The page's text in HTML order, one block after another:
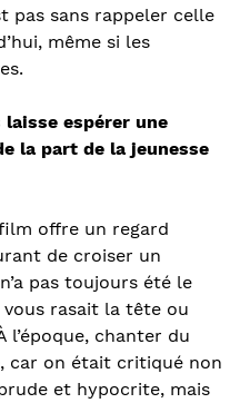
pas sans rappeler celle
même si les
espérer une
la part de la jeunesse
offre un regard
de croiser un
pas toujours été le
rasait la tête ou
l’époque, chanter du
car on était critiqué non
et hypocrite, mais